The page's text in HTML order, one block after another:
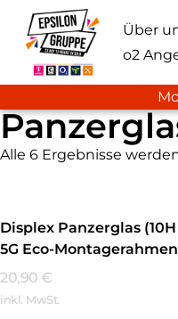
Über
o2
Alle 6 Ergebnisse
Displex Panzerglas (10H
5G Eco-
Transparent
20,90 €
inkl. MwSt.